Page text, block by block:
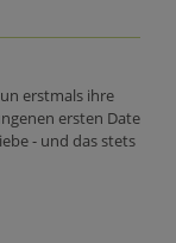
erstmals ihre
ersten Date
- und das stets